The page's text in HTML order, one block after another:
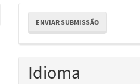
Enviar
Submissão
ENVIAR SUBMISSÃO
Idioma